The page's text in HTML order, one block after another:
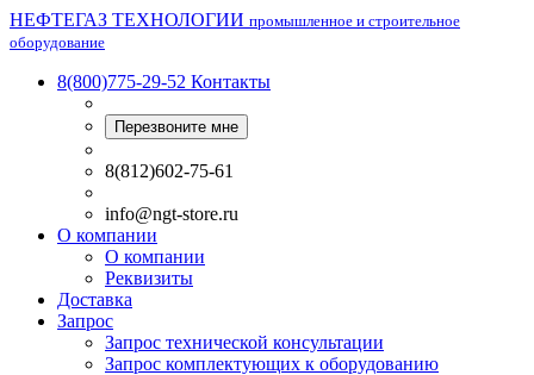
НЕФТЕГАЗ ТЕХНОЛОГИИ промышленное и строительное
оборудование
8(800)775-29-52 Контакты
Перезвоните мне
8(812)602-75-61
info@ngt-store.ru
О компании
О компании
Реквизиты
Доставка
Запрос
Запрос технической консультации
Запрос комплектующих к оборудованию